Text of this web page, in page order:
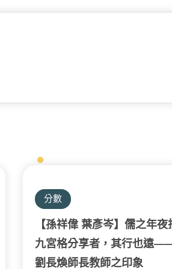
分數
【孫祥偉 葉彥岑】儒之年夜
九宮格分享者，其行也遠
劉長煥師長教師之印象